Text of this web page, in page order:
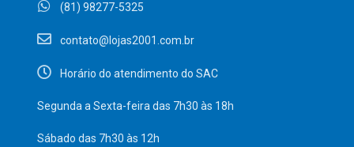
(81) 98277-5325
contato@lojas2001.com.br
Horário do atendimento do SAC
Segunda a Sexta-feira das 7h30 às 18h
Sábado das 7h30 às 12h